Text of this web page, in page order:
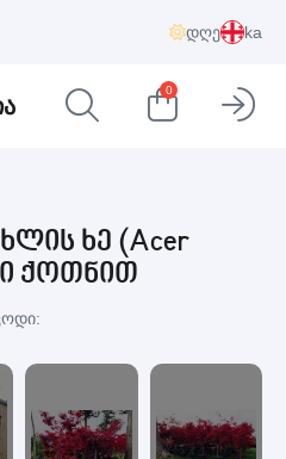
დღე ka
0
ხე (Acer
ქოთნით